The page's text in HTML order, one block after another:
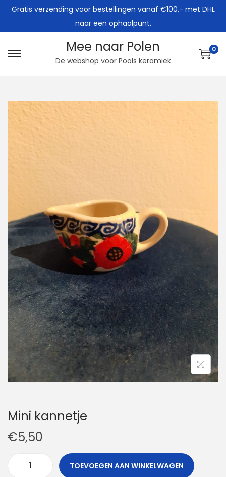
Gratis verzending voor bestellingen vanaf €100,- met DHL
naar een ophaalpunt.
G
a
g
a
t
i
e
G
a
h
o
u
d
Mee naar Polen
De webshop voor Pools keramiek
0
Mini kannetje
€5,50
TOEVOEGEN AAN WINKELWAGEN